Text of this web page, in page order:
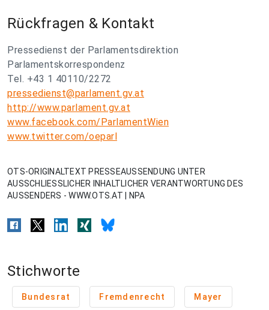
Rückfragen & Kontakt
Pressedienst der Parlamentsdirektion
Parlamentskorrespondenz
Tel. +43 1 40110/2272
pressedienst@parlament.gv.at
http://www.parlament.gv.at
www.facebook.com/ParlamentWien
www.twitter.com/oeparl
OTS-ORIGINALTEXT PRESSEAUSSENDUNG UNTER
AUSSCHLIESSLICHER INHALTLICHER VERANTWORTUNG DES
AUSSENDERS - WWW.OTS.AT | NPA
Stichworte
Bundesrat Fremdenrecht Mayer